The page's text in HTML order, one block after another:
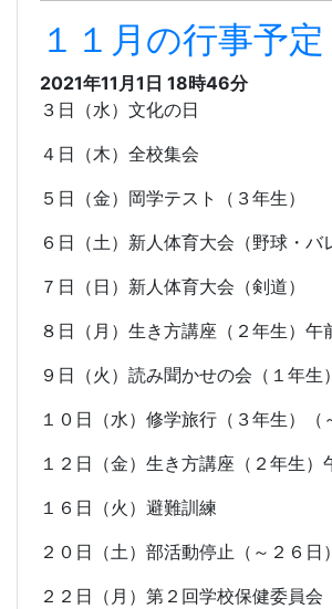
１１月の行事予定
2021年11月1日 18時46分
３日（水）文化の日
４日（木）全校集会
５日（金）岡学テスト（３年生）
６日（土）新人体育大会（野球・バ
７日（日）新人体育大会（剣道）
８日（月）生き方講座（２年生）午
９日（火）読み聞かせの会（１年生）
１０日（水）修学旅行（３年生）（
１２日（金）生き方講座（２年生）
１６日（火）避難訓練
２０日（土）部活動停止（～２６日）
２２日（月）第２回学校保健委員会